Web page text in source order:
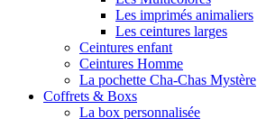
Les imprimés animaliers
Les ceintures larges
Ceintures enfant
Ceintures Homme
La pochette Cha-Chas Mystère
Coffrets & Boxs
La box personnalisée